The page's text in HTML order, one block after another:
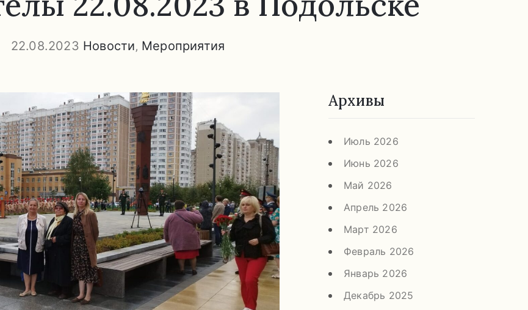
22.08.2023 Новости‚ Мероприятия
Архивы
Июль 2026
Июнь 2026
Май 2026
Апрель 2026
Март 2026
Февраль 2026
Январь 2026
Декабрь 2025